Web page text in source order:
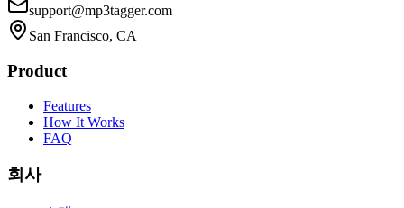
support@mp3tagger.com
San Francisco, CA
Product
Features
How It Works
FAQ
회사